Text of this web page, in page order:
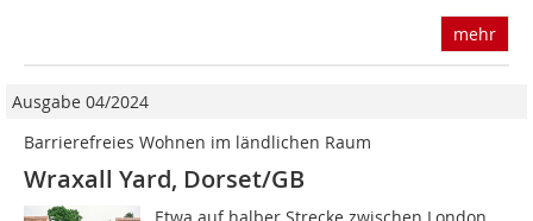
mehr
Ausgabe 04/2024
Barrierefreies Wohnen im ländlichen Raum
Wraxall Yard, Dorset/GB